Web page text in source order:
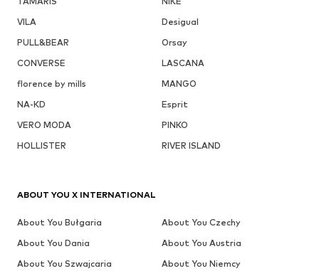
VILA
Desigual
PULL&BEAR
Orsay
CONVERSE
LASCANA
florence by mills
MANGO
NA-KD
Esprit
VERO MODA
PINKO
HOLLISTER
RIVER ISLAND
ABOUT YOU X INTERNATIONAL
About You Bułgaria
About You Czechy
About You Dania
About You Austria
About You Szwajcaria
About You Niemcy